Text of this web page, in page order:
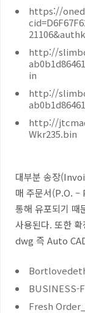
https://
http://
in
http://
http://
Wkr235.bin
대부분 송장
매 주문서(P.O. –
통해 유포되기 때
사용된다. 또한
dwg 즉 Auto
BUSINESS-
Fresh